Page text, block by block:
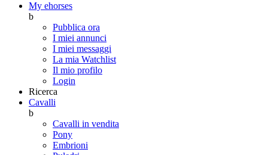
My ehorses
b
Pubblica ora
I miei annunci
I miei messaggi
La mia Watchlist
Il mio profilo
Login
Ricerca
Cavalli
b
Cavalli in vendita
Pony
Embrioni